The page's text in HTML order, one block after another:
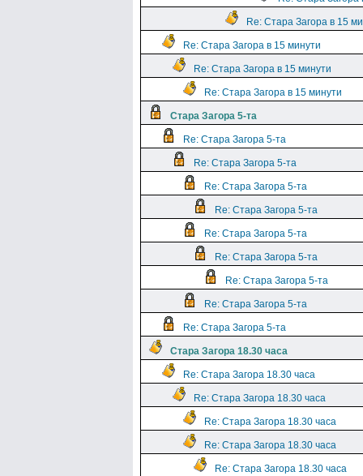
Re: Стара Загора в 15
Re: Стара Загора в 15 минути
Re: Стара Загора в 15 минути
Re: Стара Загора в 15 минути
Стара Загора 5-та
Re: Стара Загора 5-та
Re: Стара Загора 5-та
Re: Стара Загора 5-та
Re: Стара Загора 5-та
Re: Стара Загора 5-та
Re: Стара Загора 5-та
Re: Стара Загора 5-та
Re: Стара Загора 5-та
Re: Стара Загора 5-та
Стара Загора 18.30 часа
Re: Стара Загора 18.30 часа
Re: Стара Загора 18.30 часа
Re: Стара Загора 18.30 часа
Re: Стара Загора 18.30 часа
Re: Стара Загора 18.30 часа